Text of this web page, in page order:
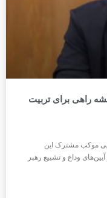
راهی برای تربیت
موکب مشترک این
وداع و تشییع رهبر